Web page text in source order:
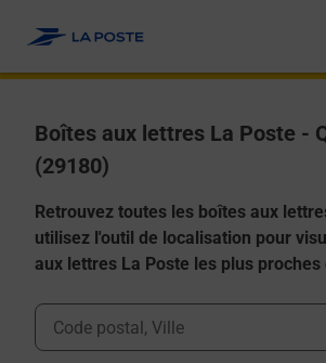
Boîtes aux lettres La Poste -
(29180)
Retrouvez toutes les boîtes aux
utilisez l'outil de localisation pour
aux lettres La Poste les plus proches
Ville, Département, Code Postal